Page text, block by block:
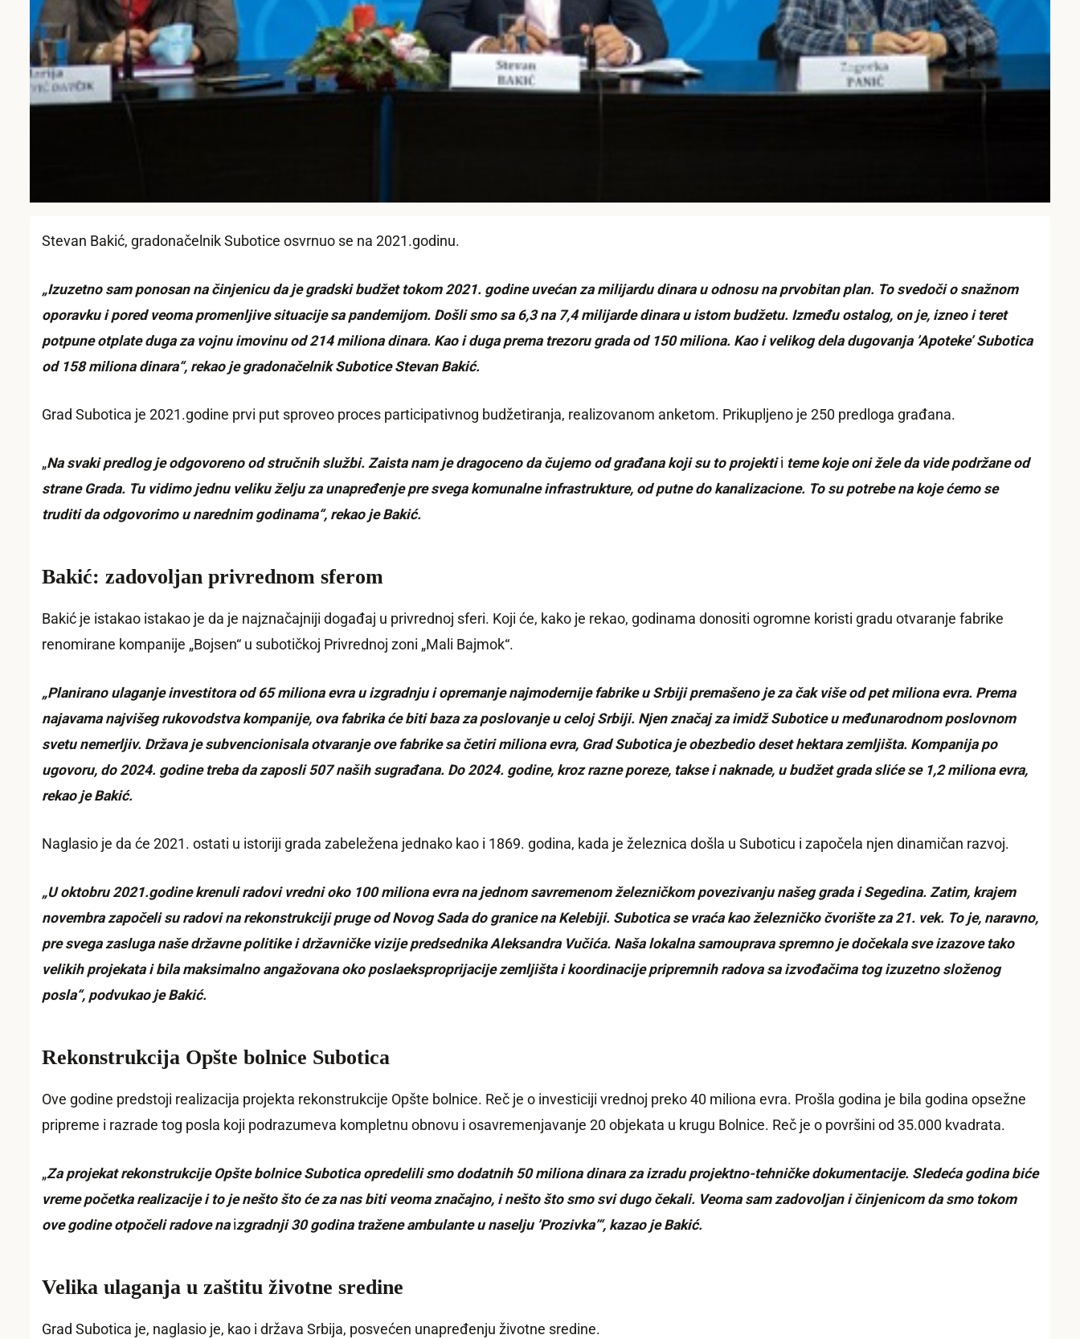
Stevan Bakić, gradonačelnik Subotice osvrnuo se na 2021.godinu.
„Izuzetno sam ponosan na činjenicu da je gradski budžet tokom 2021. godine uvećan za milijardu dinara u odnosu na prvobitan plan. To svedoči o snažnom
oporavku i pored veoma promenljive situacije sa pandemijom. Došli smo sa 6,3 na 7,4 milijarde dinara u istom budžetu. Između ostalog, on je, izneo i teret
potpune otplate duga za vojnu imovinu od 214 miliona dinara. Kao i duga prema trezoru grada od 150 miliona. Kao i velikog dela dugovanja ’Apoteke’ Subotica
od 158 miliona dinara“, rekao je gradonačelnik Subotice Stevan Bakić.
Grad Subotica je 2021.godine prvi put sproveo proces participativnog budžetiranja, realizovanom anketom. Prikupljeno je 250 predloga građana.
„Na svaki predlog je odgovoreno od stručnih službi. Zaista nam je dragoceno da čujemo od građana koji su to projektii teme koje oni žele da vide podržane od
strane Grada. Tu vidimo jednu veliku želju za unapređenje pre svega komunalne infrastrukture, od putne do kanalizacione. To su potrebe na koje ćemo se
truditi da odgovorimo u narednim godinama“, rekao je Bakić.
Bakić: zadovoljan privrednom sferom
Bakić je istakao istakao je da je najznačajniji događaj u privrednoj sferi. Koji će, kako je rekao, godinama donositi ogromne koristi gradu otvaranje fabrike
renomirane kompanije „Bojsen“ u subotičkoj Privrednoj zoni „Mali Bajmok“.
„Planirano ulaganje investitora od 65 miliona evra u izgradnju i opremanje najmodernije fabrike u Srbiji premašeno je za čak više od pet miliona evra. Prema
najavama najvišeg rukovodstva kompanije, ova fabrika će biti baza za poslovanje u celoj Srbiji. Njen značaj za imidž Subotice u međunarodnom poslovnom
svetu nemerljiv. Država je subvencionisala otvaranje ove fabrike sa četiri miliona evra, Grad Subotica je obezbedio deset hektara zemljišta. Kompanija po
ugovoru, do 2024. godine treba da zaposli 507 naših sugrađana. Do 2024. godine, kroz razne poreze, takse i naknade, u budžet grada sliće se 1,2 miliona evra,
rekao je Bakić.
Naglasio je da će 2021. ostati u istoriji grada zabeležena jednako kao i 1869. godina, kada je železnica došla u Suboticu i započela njen dinamičan razvoj.
„U oktobru 2021.godine krenuli radovi vredni oko 100 miliona evra na jednom savremenom železničkom povezivanju našeg grada i Segedina. Zatim, krajem
novembra započeli su radovi na rekonstrukciji pruge od Novog Sada do granice na Kelebiji. Subotica se vraća kao železničko čvorište za 21. vek. To je, naravno,
pre svega zasluga naše državne politike i državničke vizije predsednika Aleksandra Vučića. Naša lokalna samouprava spremno je dočekala sve izazove tako
velikih projekata i bila maksimalno angažovana oko poslaeksproprijacije zemljišta i koordinacije pripremnih radova sa izvođačima tog izuzetno složenog
posla“, podvukao je Bakić.
Rekonstrukcija Opšte bolnice Subotica
Ove godine predstoji realizacija projekta rekonstrukcije Opšte bolnice. Reč je o investiciji vrednoj preko 40 miliona evra. Prošla godina je bila godina opsežne
pripreme i razrade tog posla koji podrazumeva kompletnu obnovu i osavremenjavanje 20 objekata u krugu Bolnice. Reč je o površini od 35.000 kvadrata.
„Za projekat rekonstrukcije Opšte bolnice Subotica opredelili smo dodatnih 50 miliona dinara za izradu projektno-tehničke dokumentacije. Sledeća godina biće
vreme početka realizacije i to je nešto što će za nas biti veoma značajno, i nešto što smo svi dugo čekali. Veoma sam zadovoljan i činjenicom da smo tokom
ove godine otpočeli radove na izgradnji 30 godina tražene ambulante u naselju ’Prozivka’“, kazao je Bakić.
Velika ulaganja u zaštitu životne sredine
Grad Subotica je, naglasio je, kao i država Srbija, posvećen unapređenju životne sredine.